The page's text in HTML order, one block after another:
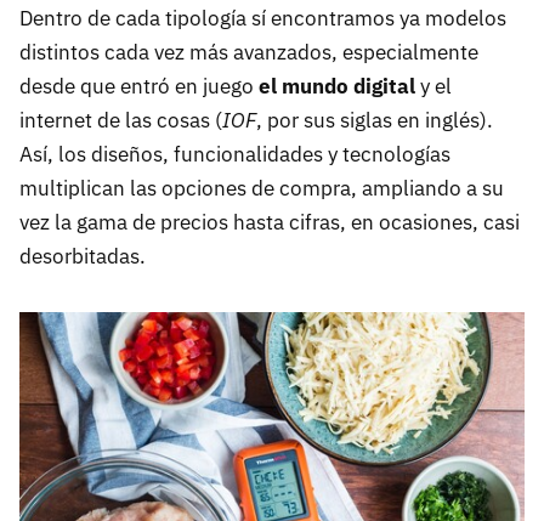
Dentro de cada tipología sí encontramos ya modelos
distintos cada vez más avanzados, especialmente
desde que entró en juego el mundo digitaly el
internet de las cosas (IOF, por sus siglas en inglés).
Así, los diseños, funcionalidades y tecnologías
multiplican las opciones de compra, ampliando a su
vez la gama de precios hasta cifras, en ocasiones, casi
desorbitadas.